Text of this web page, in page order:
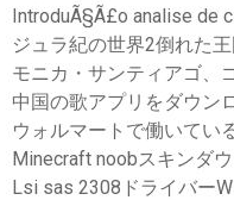
IntroduÃ§Ã£o analise de
ジュラ紀の世界2倒れた
モニカ・サンティアゴ、
中国の歌アプリをダウン
ウォルマートで働いてい
Minecraft noobスキンダ
Lsi sas 2308ドライバー